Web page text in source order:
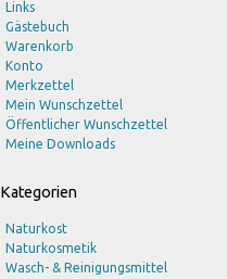
Links
Gästebuch
Warenkorb
Konto
Merkzettel
Mein Wunschzettel
Öffentlicher Wunschzettel
Meine Downloads
Kategorien
Naturkost
Naturkosmetik
Wasch- & Reinigungsmittel